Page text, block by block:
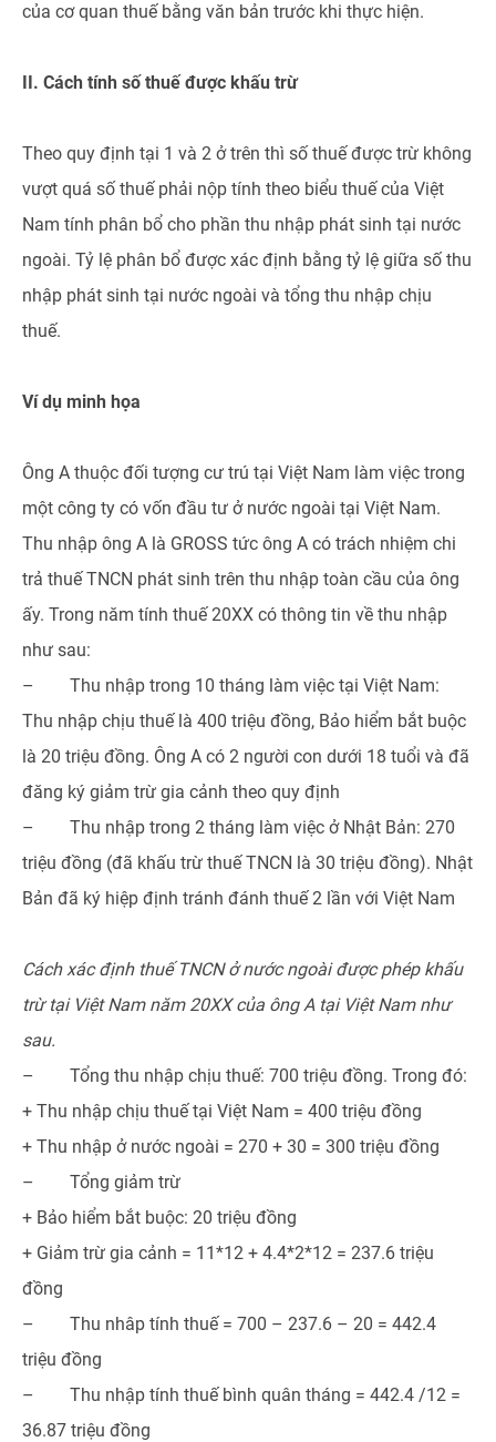
của cơ quan thuế bằng văn bản trước khi thực hiện.
II. Cách tính số thuế được khấu trừ
Theo quy định tại 1 và 2 ở trên thì số thuế được trừ không
vượt quá số thuế phải nộp tính theo biểu thuế của Việt
Nam tính phân bổ cho phần thu nhập phát sinh tại nước
ngoài. Tỷ lệ phân bổ được xác định bằng tỷ lệ giữa số thu
nhập phát sinh tại nước ngoài và tổng thu nhập chịu
thuế.
Ví dụ minh họa
Ông A thuộc đối tượng cư trú tại Việt Nam làm việc trong
một công ty có vốn đầu tư ở nước ngoài tại Việt Nam.
Thu nhập ông A là GROSS tức ông A có trách nhiệm chi
trả thuế TNCN phát sinh trên thu nhập toàn cầu của ông
ấy. Trong năm tính thuế 20XX có thông tin về thu nhập
như sau:
– Thu nhập trong 10 tháng làm việc tại Việt Nam:
Thu nhập chịu thuế là 400 triệu đồng, Bảo hiểm bắt buộc
là 20 triệu đồng. Ông A có 2 người con dưới 18 tuổi và đã
đăng ký giảm trừ gia cảnh theo quy định
– Thu nhập trong 2 tháng làm việc ở Nhật Bản: 270
triệu đồng (đã khấu trừ thuế TNCN là 30 triệu đồng). Nhật
Bản đã ký hiệp định tránh đánh thuế 2 lần với Việt Nam
Cách xác định thuế TNCN ở nước ngoài được phép khấu
trừ tại Việt Nam năm 20XX của ông A tại Việt Nam như
sau.
– Tổng thu nhập chịu thuế: 700 triệu đồng. Trong đó:
+ Thu nhập chịu thuế tại Việt Nam = 400 triệu đồng
+ Thu nhập ở nước ngoài = 270 + 30 = 300 triệu đồng
– Tổng giảm trừ
+ Bảo hiểm bắt buộc: 20 triệu đồng
+ Giảm trừ gia cảnh = 11*12 + 4.4*2*12 = 237.6 triệu
đồng
– Thu nhâp tính thuế = 700 – 237.6 – 20 = 442.4
triệu đồng
– Thu nhập tính thuế bình quân tháng = 442.4 /12 =
36.87 triệu đồng